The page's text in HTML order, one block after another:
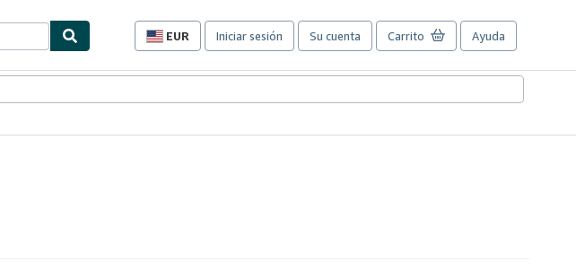
EUR
Preferencias
compra
sitio.
Iniciar sesión Su cuenta Carrito Ayuda